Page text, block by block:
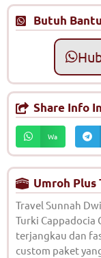
Butuh
Share Info
Wa
Umroh Plus
Travel Sunnah
Turki Cappadocia
terjangkau dan
custom paket